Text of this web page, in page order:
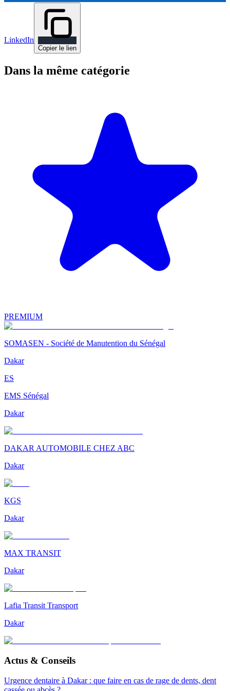
LinkedIn
Copier le lien
Dans la même catégorie
PREMIUM
SOMASEN - Société de Manutention du Sénégal
Dakar
ES
EMS Sénégal
Dakar
DAKAR AUTOMOBILE CHEZ ABC
Dakar
KGS
Dakar
MAX TRANSIT
Dakar
Lafia Transit Transport
Dakar
Actus & Conseils
Urgence dentaire à Dakar : que faire en cas de rage de dents, dent